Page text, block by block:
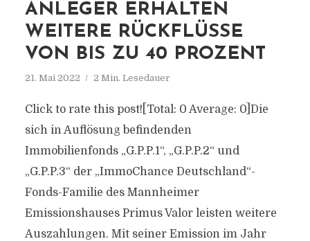
ANLEGER ERHALTEN
WEITERE RÜCKFLÜSSE
VON BIS ZU 40 PROZENT
21. Mai 2022 2 Min. Lesedauer
Click to rate this post![Total: 0 Average: 0]Die
sich in Auflösung befindenden
Immobilienfonds „G.P.P.1“, „G.P.P.2“ und
„G.P.P.3“ der „ImmoChance Deutschland“-
Fonds-Familie des Mannheimer
Emissionshauses Primus Valor leisten weitere
Auszahlungen. Mit seiner Emission im Jahr